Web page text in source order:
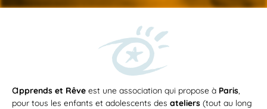
apprends et Rêve est une association qui propose à Paris,
pour tous les enfants et adolescents des ateliers (tout au long